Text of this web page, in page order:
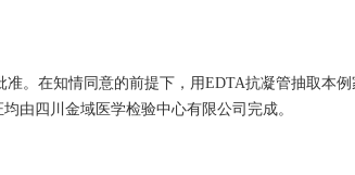
。在知情同意的前提下，用EDTA抗凝管抽取本
由四川金域医学检验中心有限公司完成。